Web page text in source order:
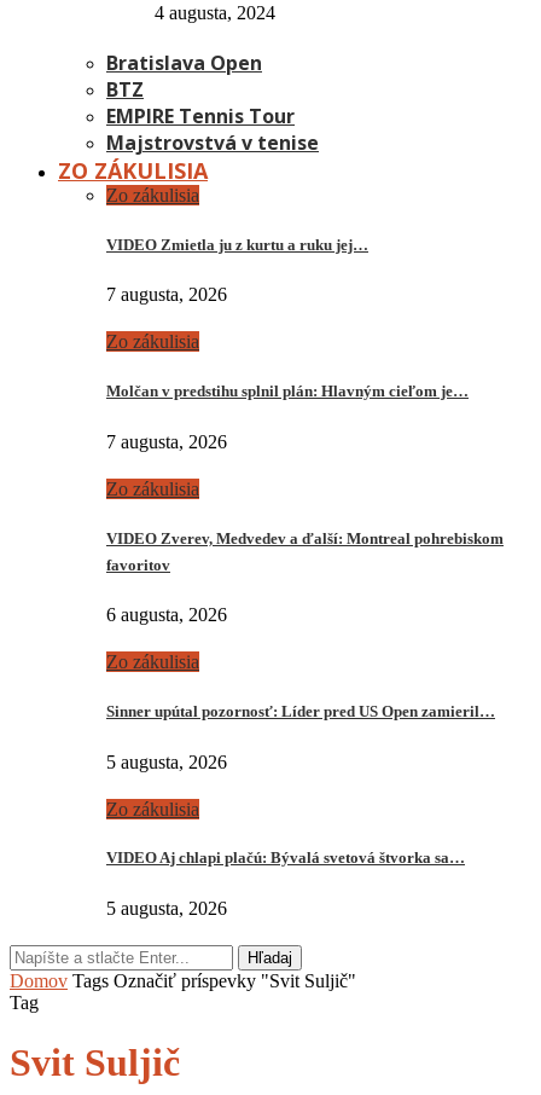
4 augusta, 2024
Bratislava Open
BTZ
EMPIRE Tennis Tour
Majstrovstvá v tenise
ZO ZÁKULISIA
Zo zákulisia
VIDEO Zmietla ju z kurtu a ruku jej…
7 augusta, 2026
Zo zákulisia
Molčan v predstihu splnil plán: Hlavným cieľom je…
7 augusta, 2026
Zo zákulisia
VIDEO Zverev, Medvedev a ďalší: Montreal pohrebiskom
favoritov
6 augusta, 2026
Zo zákulisia
Sinner upútal pozornosť: Líder pred US Open zamieril…
5 augusta, 2026
Zo zákulisia
VIDEO Aj chlapi plačú: Bývalá svetová štvorka sa…
5 augusta, 2026
Hľadaj
Domov Tags Označiť príspevky "Svit Suljič"
Tag
Svit Suljič